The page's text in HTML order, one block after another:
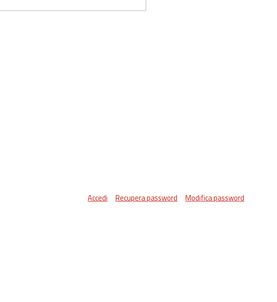
Accedi Recupera password Modifica password